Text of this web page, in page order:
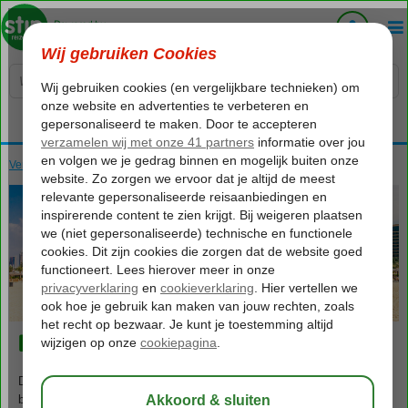
Voelt als thuiskomen...
Verenigde Arabische Emiraten Dubai
Dubai
Dubai is een stad in de Verenigde Arabische Emiraten en is vooral
bekend om zijn luxe winkelcentra, moderne architectuur en